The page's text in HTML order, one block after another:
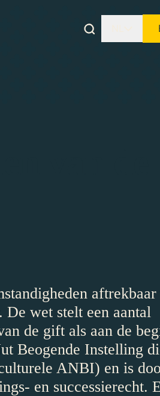
De wet stelt een aantal
de gift als aan de
Beogende Instelling
ANBI) en is
en successierecht.